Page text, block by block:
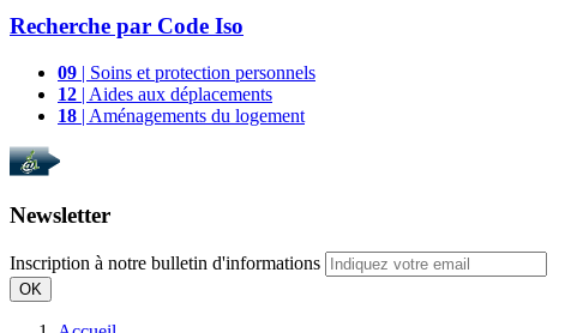
Recherche par Code Iso
09 | Soins et protection personnels
12 | Aides aux déplacements
18 | Aménagements du logement
Newsletter
Inscription à notre bulletin d'informations
OK